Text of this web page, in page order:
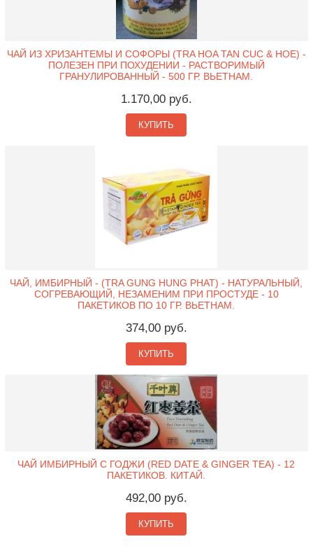
ЧАЙ ИЗ ХРИЗАНТЕМЫ И СОФОРЫ (TRA HOA TAN CUC & HOE) -
ПОЛЕЗЕН ПРИ ПОХУДЕНИИ - РАСТВОРИМЫЙ
ГРАНУЛИРОВАННЫЙ - 500 ГР. ВЬЕТНАМ.
1.170,00 руб.
КУПИТЬ
ЧАЙ, ИМБИРНЫЙ - (TRA GUNG HUNG PHAT) - НАТУРАЛЬНЫЙ,
СОГРЕВАЮЩИЙ, НЕЗАМЕНИМ ПРИ ПРОСТУДЕ - 10
ПАКЕТИКОВ ПО 10 ГР. ВЬЕТНАМ.
374,00 руб.
КУПИТЬ
ЧАЙ ИМБИРНЫЙ С ГОДЖИ (RED DATE & GINGER TEA) - 12
ПАКЕТИКОВ. КИТАЙ.
492,00 руб.
КУПИТЬ